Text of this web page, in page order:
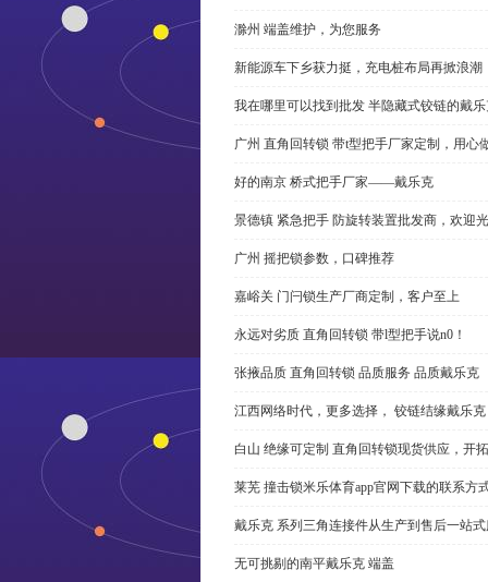
滁州 端盖维护，为您服务
新能源车下乡获力挺，充电桩布局再掀浪潮
我在哪里可以找到批发 半隐藏式铰链的戴
广州 直角回转锁 带t型把手厂家定制，用心
好的南京 桥式把手厂家——戴乐克
景德镇 紧急把手 防旋转装置批发商，欢迎
广州 摇把锁参数，口碑推荐
嘉峪关 门闩锁生产厂商定制，客户至上
永远对劣质 直角回转锁 带l型把手说n0！
张掖品质 直角回转锁 品质服务 品质戴乐克
江西网络时代，更多选择， 铰链结缘戴乐克
白山 绝缘可定制 直角回转锁现货供应，开
莱芜 撞击锁米乐体育app官网下载的联系方
戴乐克 系列三角连接件从生产到售后一站
无可挑剔的南平戴乐克 端盖